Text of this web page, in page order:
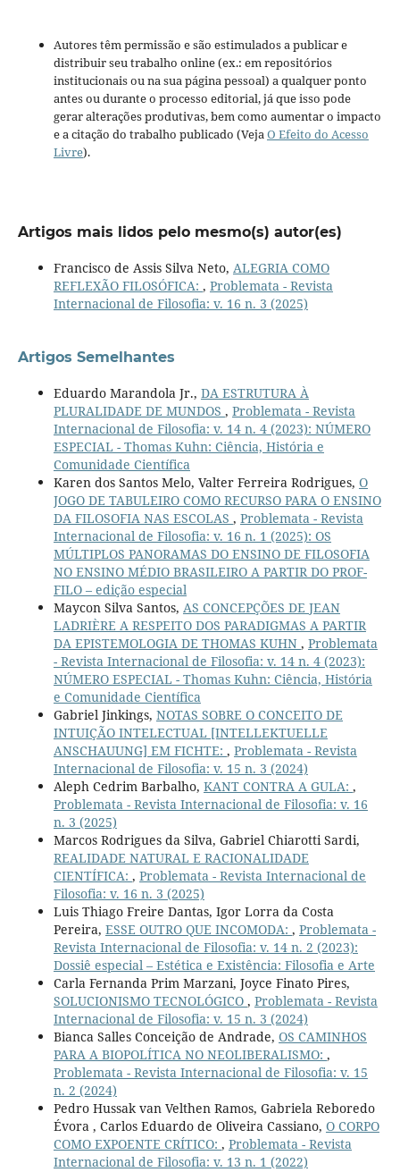
Autores têm permissão e são estimulados a publicar e
distribuir seu trabalho online (ex.: em repositórios
institucionais ou na sua página pessoal) a qualquer ponto
antes ou durante o processo editorial, já que isso pode
gerar alterações produtivas, bem como aumentar o impacto
e a citação do trabalho publicado (VejaO Efeito do Acesso
Livre).
Artigos mais lidos pelo mesmo(s) autor(es)
Francisco de Assis Silva Neto, ALEGRIA COMO
REFLEXÃO FILOSÓFICA: , Problemata - Revista
Internacional de Filosofia: v. 16 n. 3 (2025)
Artigos Semelhantes
Eduardo Marandola Jr., DA ESTRUTURA À
PLURALIDADE DE MUNDOS , Problemata - Revista
Internacional de Filosofia: v. 14 n. 4 (2023): NÚMERO
ESPECIAL - Thomas Kuhn: Ciência, História e
Comunidade Científica
Karen dos Santos Melo, Valter Ferreira Rodrigues, O
JOGO DE TABULEIRO COMO RECURSO PARA O ENSINO
DA FILOSOFIA NAS ESCOLAS , Problemata - Revista
Internacional de Filosofia: v. 16 n. 1 (2025): OS
MÚLTIPLOS PANORAMAS DO ENSINO DE FILOSOFIA
NO ENSINO MÉDIO BRASILEIRO A PARTIR DO PROF-
FILO – edição especial
Maycon Silva Santos, AS CONCEPÇÕES DE JEAN
LADRIÈRE A RESPEITO DOS PARADIGMAS A PARTIR
DA EPISTEMOLOGIA DE THOMAS KUHN , Problemata
- Revista Internacional de Filosofia: v. 14 n. 4 (2023):
NÚMERO ESPECIAL - Thomas Kuhn: Ciência, História
e Comunidade Científica
Gabriel Jinkings, NOTAS SOBRE O CONCEITO DE
INTUIÇÃO INTELECTUAL [INTELLEKTUELLE
ANSCHAUUNG] EM FICHTE: , Problemata - Revista
Internacional de Filosofia: v. 15 n. 3 (2024)
Aleph Cedrim Barbalho, KANT CONTRA A GULA: ,
Problemata - Revista Internacional de Filosofia: v. 16
n. 3 (2025)
Marcos Rodrigues da Silva, Gabriel Chiarotti Sardi,
REALIDADE NATURAL E RACIONALIDADE
CIENTÍFICA: , Problemata - Revista Internacional de
Filosofia: v. 16 n. 3 (2025)
Luis Thiago Freire Dantas, Igor Lorra da Costa
Pereira, ESSE OUTRO QUE INCOMODA: , Problemata -
Revista Internacional de Filosofia: v. 14 n. 2 (2023):
Dossiê especial – Estética e Existência: Filosofia e Arte
Carla Fernanda Prim Marzani, Joyce Finato Pires,
SOLUCIONISMO TECNOLÓGICO , Problemata - Revista
Internacional de Filosofia: v. 15 n. 3 (2024)
Bianca Salles Conceição de Andrade, OS CAMINHOS
PARA A BIOPOLÍTICA NO NEOLIBERALISMO: ,
Problemata - Revista Internacional de Filosofia: v. 15
n. 2 (2024)
Pedro Hussak van Velthen Ramos, Gabriela Reboredo
Évora , Carlos Eduardo de Oliveira Cassiano, O CORPO
COMO EXPOENTE CRÍTICO: , Problemata - Revista
Internacional de Filosofia: v. 13 n. 1 (2022)